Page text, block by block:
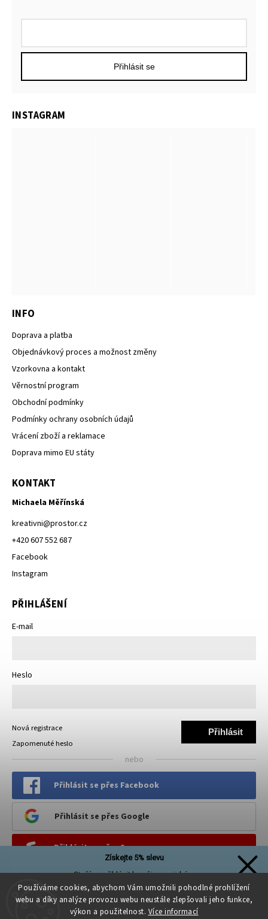
Používáme cookies, abychom Vám umožnili pohodlné prohlížení
webu a díky analýze provozu webu neustále zlepšovali jeho funkce,
výkon a použitelnost. Více informací
Přihlásit se
INFO
Doprava a platba
Objednávkový proces a možnost změny
Vzorkovna a kontakt
Věrnostní program
Obchodní podmínky
Podmínky ochrany osobních údajů
Vrácení zboží a reklamace
Doprava mimo EU státy
KONTAKT
Michaela Měřínská
kreativni@prostor.cz
+420 607 552 687
Facebook
Instagram
PŘIHLÁŠENÍ
E-mail
Heslo
Přihlásit
Nová registrace
Zapomenuté heslo
nebo
Přihlásit se přes Facebook
Přihlásit se přes Google
Přihlásit se přes Seznam
INSTAGRAM
PINTEREST
Získejte 5% slevu
Stačí se přihlásit k našim novinkám
a sleva na první nákup je Vaše!